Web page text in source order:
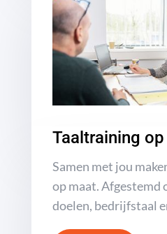
Taaltraining
Samen met jou
op maat. Afgestemd
doelen, bedrijfstaal